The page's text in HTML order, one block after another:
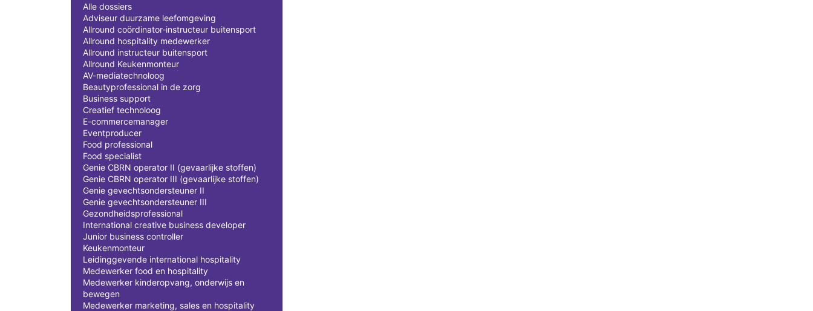
Alle dossiers
Adviseur duurzame leefomgeving
Allround coördinator-instructeur buitensport
Allround hospitality medewerker
Allround instructeur buitensport
Allround Keukenmonteur
AV-mediatechnoloog
Beautyprofessional in de zorg
Business support
Creatief technoloog
E-commercemanager
Eventproducer
Food professional
Food specialist
Genie CBRN operator II (gevaarlijke stoffen)
Genie CBRN operator III (gevaarlijke stoffen)
Genie gevechtsondersteuner II
Genie gevechtsondersteuner III
Gezondheidsprofessional
International creative business developer
Junior business controller
Keukenmonteur
Leidinggevende international hospitality
Medewerker food en hospitality
Medewerker kinderopvang, onderwijs en
bewegen
Medewerker marketing, sales en hospitality